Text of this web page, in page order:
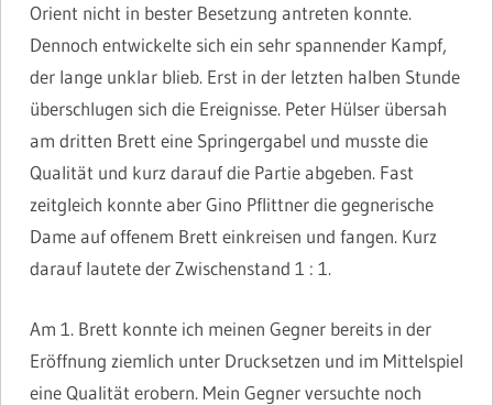
Orient nicht in bester Besetzung antreten konnte.
Dennoch entwickelte sich ein sehr spannender Kampf,
der lange unklar blieb. Erst in der letzten halben Stunde
überschlugen sich die Ereignisse. Peter Hülser übersah
am dritten Brett eine Springergabel und musste die
Qualität und kurz darauf die Partie abgeben. Fast
zeitgleich konnte aber Gino Pflittner die gegnerische
Dame auf offenem Brett einkreisen und fangen. Kurz
darauf lautete der Zwischenstand 1 : 1.
Am 1. Brett konnte ich meinen Gegner bereits in der
Eröffnung ziemlich unter Drucksetzen und im Mittelspiel
eine Qualität erobern. Mein Gegner versuchte noch